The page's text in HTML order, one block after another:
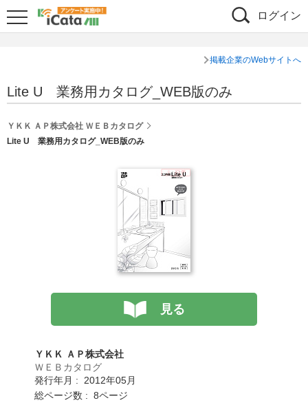
ログイン
掲載企業のWebサイトへ
Lite U 業務用カタログ_WEB版のみ
ＹＫＫ ＡＰ株式会社 ＷＥＢカタログ
Lite U 業務用カタログ_WEB版のみ
見る
ＹＫＫ ＡＰ株式会社
ＷＥＢカタログ
発行年月 : 2012年05月
総ページ数 : 8ページ